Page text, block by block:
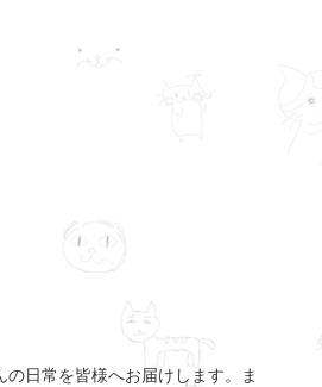
日常を皆様へお届けします。ま